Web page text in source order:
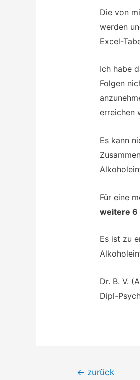
Die von
werden
Excel-
Ich habe
Folgen
erreichen
Es kann
Für eine
weitere 6
Es ist zu
Dr. B. V.
Dipl-
Beitrags-
← zurück